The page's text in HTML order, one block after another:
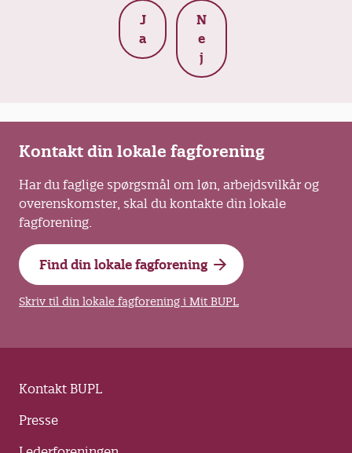
J
a
N
e
j
Kontakt din lokale fagforening
Har du faglige spørgsmål om løn, arbejdsvilkår og
overenskomster, skal du kontakte din lokale
fagforening.
Find din lokale fagforening
Skriv til din lokale fagforening i Mit BUPL
Kontakt BUPL
Presse